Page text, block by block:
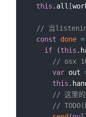
this . all [
// 当listening
const
done =
if
(this .
// osx
var out
this .
// 这里
//